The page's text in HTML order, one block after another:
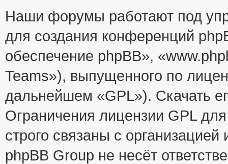
Наши форумы работают под
для создания конференций
обеспечение phpBB»,
Teams»), выпущенного по
дальнейшем «GPL»). Скачать
Ограничения лицензии GPL
строго связаны с
phpBB Group не несёт